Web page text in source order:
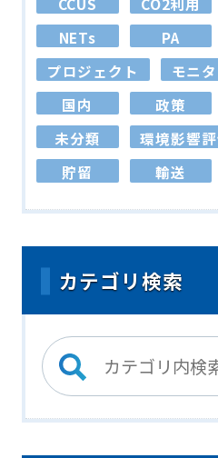
NETs
PA
プロジェクト
モニ
国内
政策
未分類
環境影響
貯留
輸送
カテゴリ検索